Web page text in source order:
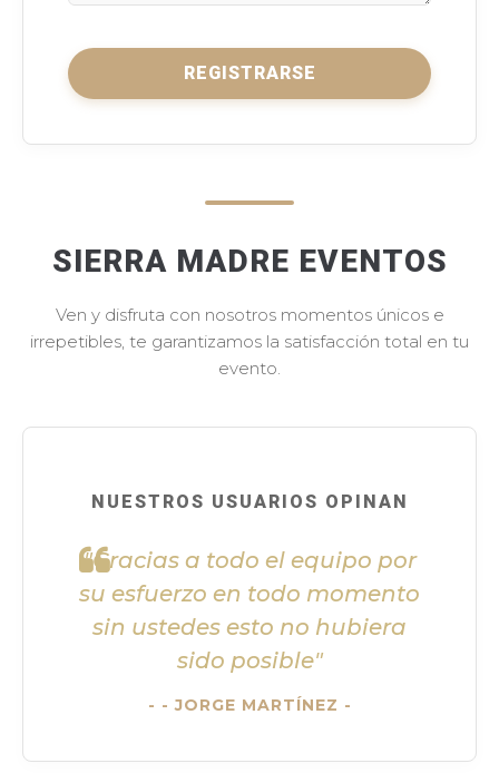
REGISTRARSE
SIERRA MADRE EVENTOS
Ven y disfruta con nosotros momentos únicos e
irrepetibles, te garantizamos la satisfacción total en tu
evento.
NUESTROS USUARIOS OPINAN
"Gracias a todo el equipo por
su esfuerzo en todo momento
sin ustedes esto no hubiera
sido posible"
- JORGE MARTÍNEZ -